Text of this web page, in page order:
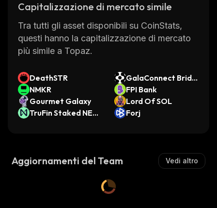
Capitalizzazione di mercato simile
Tra tutti gli asset disponibili su CoinStats,
questi hanno la capitalizzazione di mercato
più simile a Topaz.
DeathSTR
GalaConnect Bridg
ed FET (GalaChain)
NMKR
FPI Bank
Gourmet Galaxy
Lord Of SOL
TruFin Staked NEA
Forj
Aggiornamenti del Team Vedi altro